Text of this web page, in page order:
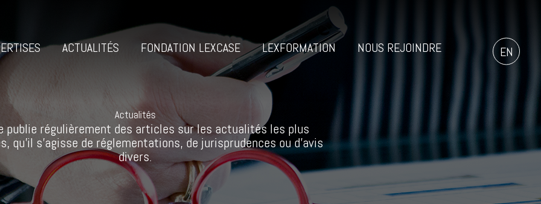
ACTUALITÉS FONDATION LEXCASE LEXFORMATION
NOUS REJOINDRE
EN
Actualités
publie régulièrement des articles sur les actualités les plus
qu’il s’agisse de réglementations, de jurisprudences ou d’avis
divers.